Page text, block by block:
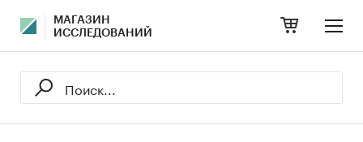
МАГАЗИН
ИССЛЕДОВАНИЙ